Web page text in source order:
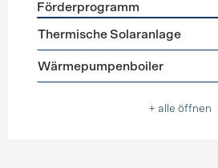
Förderprogramme Warmwasser
Förderprogramm
Thermische Solaranlage
Wärmepumpenboiler
+ alle öffnen